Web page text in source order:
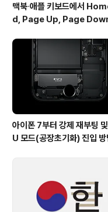
맥북∙애플 키보드에서
d, Page Up, Page
아이폰 7부터 강제 재부팅
U 모드(공장초기화) 진입 방